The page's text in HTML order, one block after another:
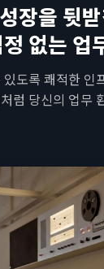
장을 뒷
없는 업
도록 쾌적한 인
럼 당신의 업무